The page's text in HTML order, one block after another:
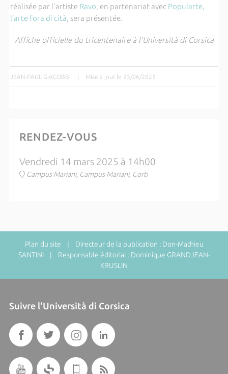
réalisée par l'artiste Ravo, en partenariat avec Popularte,
l’arte fora di cità, sera présentée.
Affiche officielle du tricentenaire à l'Università di Corsica
JEAN-PAUL GIACOBBI Mise à jour le 25/06/2025
RENDEZ-VOUS
Vendredi 14 mars 2025 à 14h00
Campus Mariani, Campus Mariani, Corti
Plan du site | Directeur de la publication : Don-Mathieu
SANTINI | Responsable éditorial : Dominique GRANDJEAN-
KRUSLIN
Suivre l'Università di Corsica